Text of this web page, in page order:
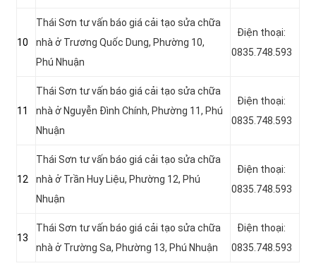
10
Thái Sơn tư vấn báo giá cải tạo sửa chữa
nhà ở Trương Quốc Dung, Phường 10,
Phú Nhuận
Điện thoại:
0835.748.593
11
Thái Sơn tư vấn báo giá cải tạo sửa chữa
nhà ở Nguyễn Đình Chính, Phường 11, Phú
Nhuận
Điện thoại:
0835.748.593
12
Thái Sơn tư vấn báo giá cải tạo sửa chữa
nhà ở Trần Huy Liệu, Phường 12, Phú
Nhuận
Điện thoại:
0835.748.593
13
Thái Sơn tư vấn báo giá cải tạo sửa chữa
nhà ở Trường Sa, Phường 13, Phú Nhuận
Điện thoại:
0835.748.593